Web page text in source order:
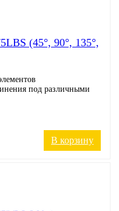
(45°, 90°, 135°,
под различными
В корзину